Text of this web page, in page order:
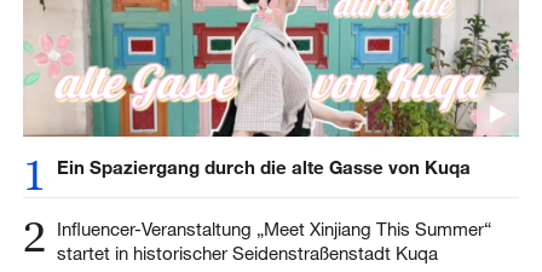
1 Ein Spaziergang durch die alte Gasse von Kuqa
2
Influencer-Veranstaltung „Meet Xinjiang This Summer“
startet in historischer Seidenstraßenstadt Kuqa